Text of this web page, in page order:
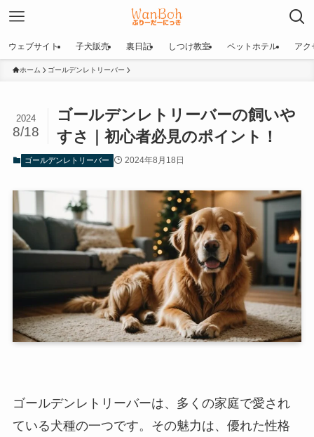
ウェブサイト 子犬販売 裏日記 しつけ教室 ペットホテル アク
ホーム ゴールデンレトリーバー
ゴールデンレトリーバーの飼いや
すさ｜初心者必見のポイント！
2024
8/18
ゴールデンレトリーバー 2024年8月18日
ゴールデンレトリーバーは、多くの家庭で愛され
ている犬種の一つです。その魅力は、優れた性格